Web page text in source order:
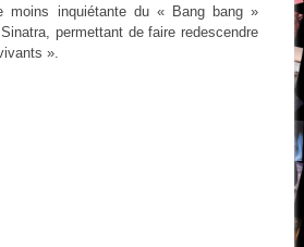
moins inquiétante du « Bang bang »
permettant de faire redescendre
».